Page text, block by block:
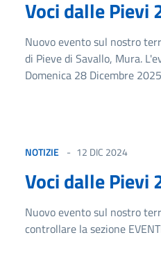
Voci dalle Pievi
Nuovo evento sul nostro
di Pieve di Savallo, Mura.
Domenica 28 Dicembre
NOTIZIE 12 DIC 2024
Voci dalle Pievi
Nuovo evento sul nostro
controllare la sezione